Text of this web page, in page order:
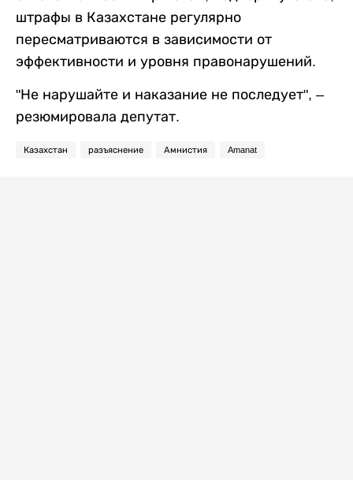
штрафы в Казахстане регулярно
пересматриваются в зависимости от
эффективности и уровня правонарушений.
"Не нарушайте и наказание не последует", –
резюмировала депутат.
Казахстан разъяснение Амнистия Amanat